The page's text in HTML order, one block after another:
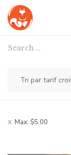
Max: $5.00